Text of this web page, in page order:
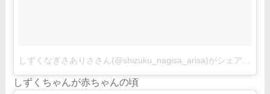
しずくちゃんが赤ちゃんの頃